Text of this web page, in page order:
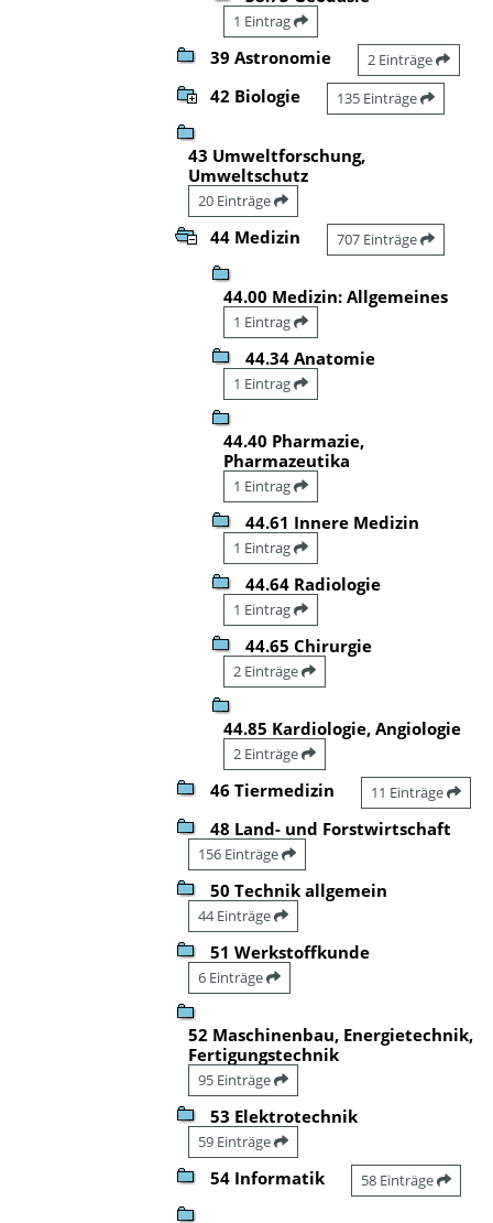
1 Eintrag
39 Astronomie 2 Einträge
42 Biologie 135 Einträge
43 Umweltforschung,
Umweltschutz
20 Einträge
44 Medizin 707 Einträge
44.00 Medizin: Allgemeines
1 Eintrag
44.34 Anatomie
1 Eintrag
44.40 Pharmazie,
Pharmazeutika
1 Eintrag
44.61 Innere Medizin
1 Eintrag
44.64 Radiologie
1 Eintrag
44.65 Chirurgie
2 Einträge
44.85 Kardiologie, Angiologie
2 Einträge
46 Tiermedizin 11 Einträge
48 Land- und Forstwirtschaft
156 Einträge
50 Technik allgemein
44 Einträge
51 Werkstoffkunde
6 Einträge
52 Maschinenbau, Energietechnik,
Fertigungstechnik
95 Einträge
53 Elektrotechnik
59 Einträge
54 Informatik 58 Einträge